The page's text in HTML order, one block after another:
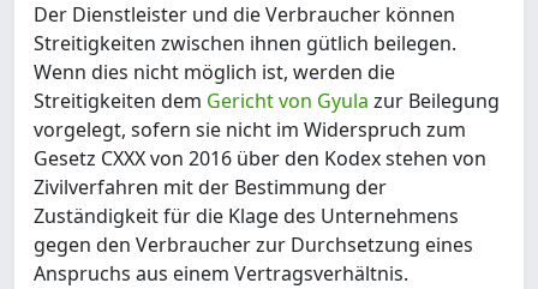
Der Dienstleister und die Verbraucher können
Streitigkeiten zwischen ihnen gütlich beilegen.
Wenn dies nicht möglich ist, werden die
Streitigkeiten dem Gericht von Gyula zur Beilegung
vorgelegt, sofern sie nicht im Widerspruch zum
Gesetz CXXX von 2016 über den Kodex stehen von
Zivilverfahren mit der Bestimmung der
Zuständigkeit für die Klage des Unternehmens
gegen den Verbraucher zur Durchsetzung eines
Anspruchs aus einem Vertragsverhältnis.